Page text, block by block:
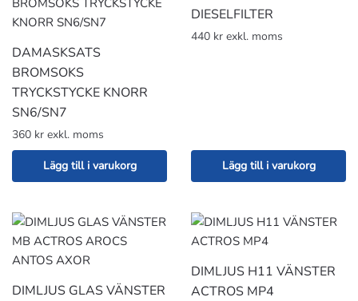
DAMASKSATS
BROMSOKS
TRYCKSTYCKE KNORR
SN6/SN7
360 kr exkl. moms
Lägg till i varukorg
DIESELFILTER
440 kr exkl. moms
Lägg till i varukorg
DIMLJUS GLAS VÄNSTER
DIMLJUS H11 VÄNSTER
ACTROS MP4